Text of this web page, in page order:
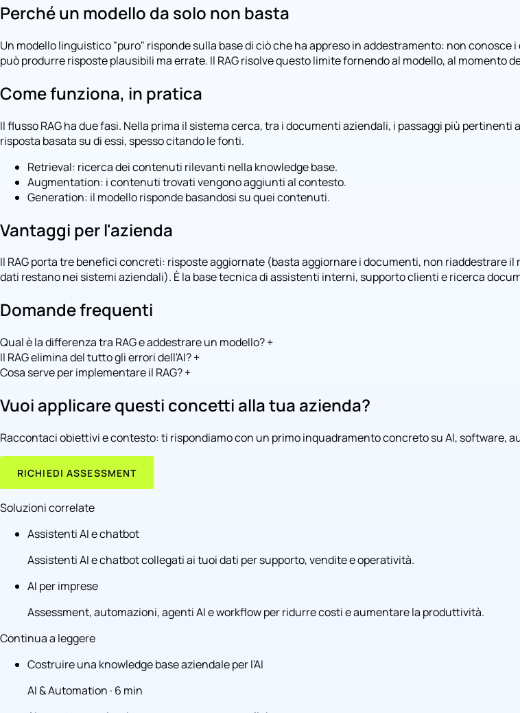
Perché un modello da solo non basta
Un modello linguistico "puro" risponde sulla base di ciò che ha appreso in addestramento: non
può produrre risposte plausibili ma errate. Il RAG risolve questo limite fornendo al modello, al
Come funziona, in pratica
Il flusso RAG ha due fasi. Nella prima il sistema cerca, tra i documenti aziendali, i passaggi più
risposta basata su di essi, spesso citando le fonti.
Retrieval: ricerca dei contenuti rilevanti nella knowledge base.
Augmentation: i contenuti trovati vengono aggiunti al contesto.
Generation: il modello risponde basandosi su quei contenuti.
Vantaggi per l'azienda
Il RAG porta tre benefici concreti: risposte aggiornate (basta aggiornare i documenti, non riaddestrare
dati restano nei sistemi aziendali). È la base tecnica di assistenti interni, supporto clienti e ricerca
Domande frequenti
Qual è la differenza tra RAG e addestrare un modello?+
Il RAG elimina del tutto gli errori dell'AI?+
Cosa serve per implementare il RAG?+
Vuoi applicare questi concetti alla tua azienda?
Raccontaci obiettivi e contesto: ti rispondiamo con un primo inquadramento concreto su AI, software,
RICHIEDI ASSESSMENT
Soluzioni correlate
Assistenti AI e chatbot
Assistenti AI e chatbot collegati ai tuoi dati per supporto, vendite e operatività.
AI per imprese
Assessment, automazioni, agenti AI e workflow per ridurre costi e aumentare la produttività.
Continua a leggere
Costruire una knowledge base aziendale per l'AI
AI & Automation · 6 min